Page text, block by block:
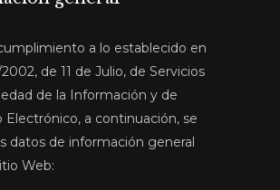
a lo establecido en
de 11 de Julio, de Servicios
de la Información y de
Electrónico, a continuación, se
datos de información general
Web: